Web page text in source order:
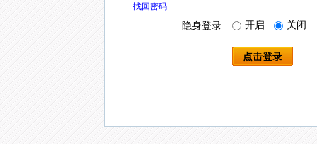
找回密码
隐身登录 开启 关闭
点击登录